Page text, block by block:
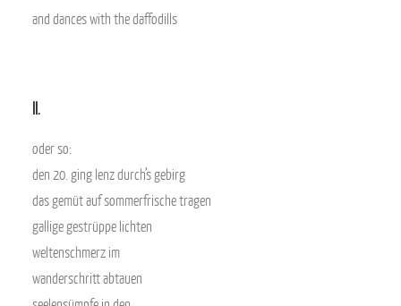
and dances with the daffodills
II.
oder so:
den 20. ging lenz durch’s gebirg
das gemüt auf sommerfrische tragen
gallige gestrüppe lichten
weltenschmerz im
wanderschritt abtauen